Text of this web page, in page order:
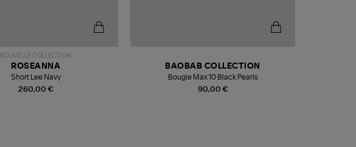
NOUVELLE COLLECTION
260,00 €
ROSEANNA
Short Lee Navy
90,00 €
BAOBAB COLLECTION
Bougie Max 10 Black Pearls